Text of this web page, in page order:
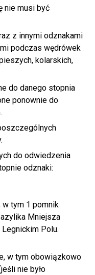
nie musi być
z innymi odznakami
podczas wędrówek
kolarskich,
do danego stopnia
ponownie do
do odwiedzenia
odznaki:
w tym 1 pomnik
Mniejsza
Polu.
w tym obowiązkowo
nie było